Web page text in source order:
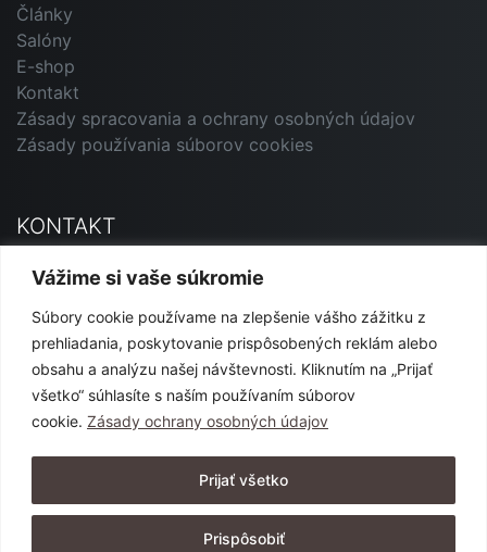
Vážime si vaše súkromie
Súbory cookie používame na zlepšenie vášho zážitku z
prehliadania, poskytovanie prispôsobených reklám alebo
obsahu a analýzu našej návštevnosti. Kliknutím na „Prijať
všetko“ súhlasíte s naším používaním súborov
cookie. Zásady ochrany osobných údajov
Prispôsobiť
Prijať všetko
Články
Salóny
E-shop
Kontakt
Zásady spracovania a ochrany osobných údajov
Zásady používania súborov cookies
KONTAKT
Primavera Andorrana SK
marketing@primavera-and.sk
0911 540 444 alebo 0904 152 365
SLEDUJTE NÁS